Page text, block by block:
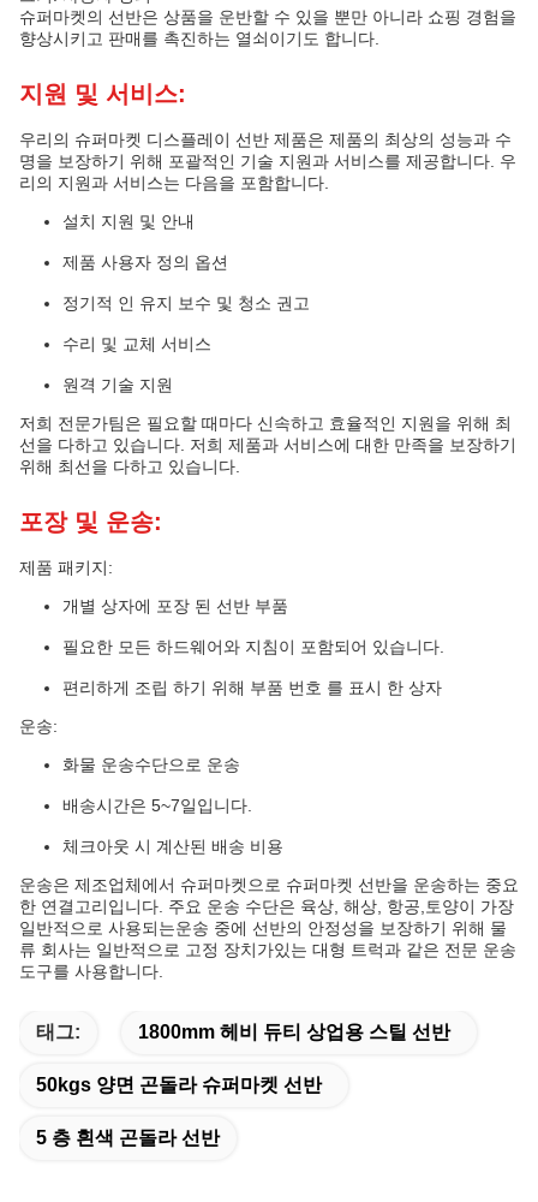
슈퍼마켓의 선반은 상품을 운반할 수 있을 뿐만 아니라 쇼핑 경험을
향상시키고 판매를 촉진하는 열쇠이기도 합니다.
지원 및 서비스:
우리의 슈퍼마켓 디스플레이 선반 제품은 제품의 최상의 성능과 수
명을 보장하기 위해 포괄적인 기술 지원과 서비스를 제공합니다. 우
리의 지원과 서비스는 다음을 포함합니다.
설치 지원 및 안내
제품 사용자 정의 옵션
정기적 인 유지 보수 및 청소 권고
수리 및 교체 서비스
원격 기술 지원
저희 전문가팀은 필요할 때마다 신속하고 효율적인 지원을 위해 최
선을 다하고 있습니다. 저희 제품과 서비스에 대한 만족을 보장하기
위해 최선을 다하고 있습니다.
포장 및 운송:
제품 패키지:
개별 상자에 포장 된 선반 부품
필요한 모든 하드웨어와 지침이 포함되어 있습니다.
편리하게 조립 하기 위해 부품 번호 를 표시 한 상자
운송:
화물 운송수단으로 운송
배송시간은 5~7일입니다.
체크아웃 시 계산된 배송 비용
운송은 제조업체에서 슈퍼마켓으로 슈퍼마켓 선반을 운송하는 중요
한 연결고리입니다. 주요 운송 수단은 육상, 해상, 항공,토양이 가장
일반적으로 사용되는운송 중에 선반의 안정성을 보장하기 위해 물
류 회사는 일반적으로 고정 장치가있는 대형 트럭과 같은 전문 운송
도구를 사용합니다.
태그: 1800mm 헤비 듀티 상업용 스틸 선반
50kgs 양면 곤돌라 슈퍼마켓 선반
5 층 흰색 곤돌라 선반